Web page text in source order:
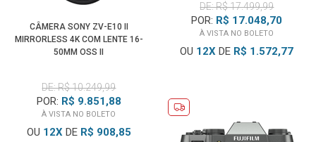
CÂMERA SONY ZV-E10 II
MIRRORLESS 4K COM LENTE 16-
50MM OSS II
DE: R$ 10.249,99
POR: R$ 9.851,88
À VISTA NO BOLETO
OU 12XDE R$ 908,85
DE: R$ 17.499,99
POR: R$ 17.048,70
À VISTA NO BOLETO
OU 12X DE R$ 1.572,77